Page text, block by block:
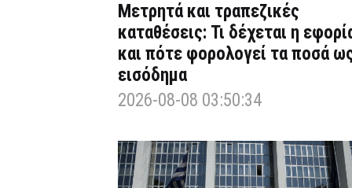
Μετρητά και τραπεζικές
καταθέσεις: Τι δέχεται η
και πότε φορολογεί τα ποσά
εισόδημα
2026-08-08 03:50:34